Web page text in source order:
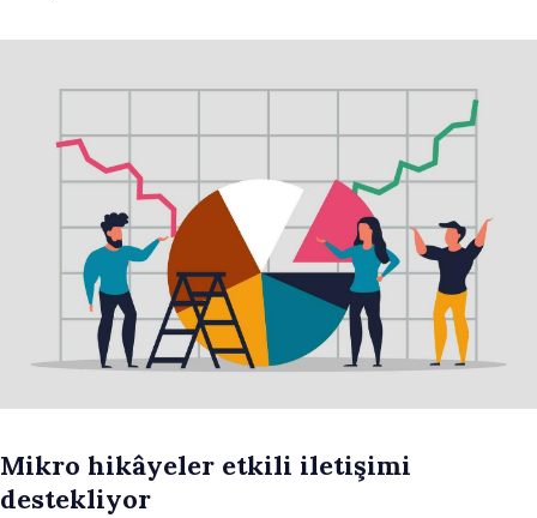
Mikro hikâyeler etkili iletişimi
destekliyor